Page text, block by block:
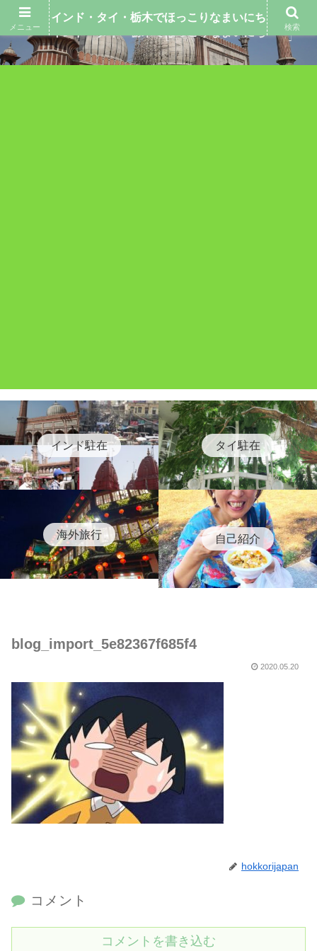
インド駐在 タイ駐在
海外旅行 自己紹介
blog_import_5e82367f685f4
2020.05.20
hokkorijapan
コメント
コメントを書き込む
メニュー
インド・タイ・栃木でほっこりなまいにち
検索